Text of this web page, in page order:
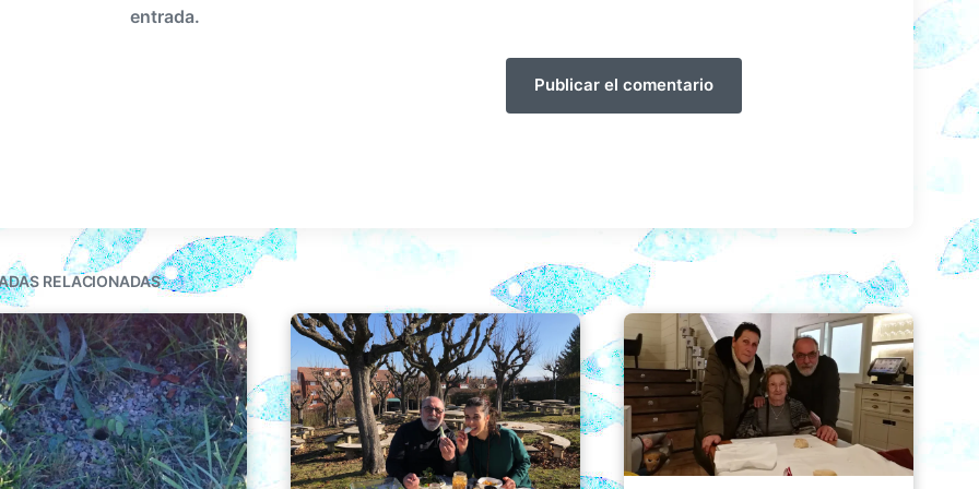
entrada.
RELACIONADAS